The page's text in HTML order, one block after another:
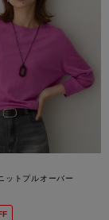
ットプルオーバー